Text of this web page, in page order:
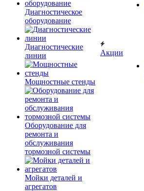
Диагностическое
оборудование
Диагностические
линии
Мощностные стенды
Оборудование для
ремонта и
обслуживания
тормозной системы
Мойки деталей и
агрегатов
Акции